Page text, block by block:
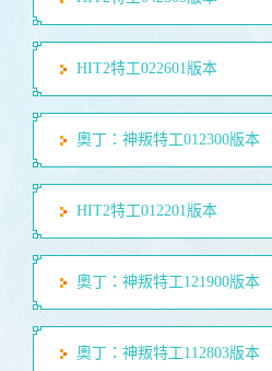
HIT2特工022601版本
奧丁：神叛特工012300版本
HIT2特工012201版本
奧丁：神叛特工121900版本
奧丁：神叛特工112803版本